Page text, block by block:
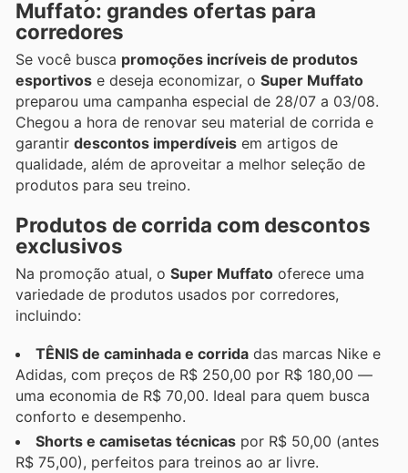
Muffato: grandes ofertas para
corredores
Se você busca promoções incríveis de produtos
esportivos e deseja economizar, o Super Muffato
preparou uma campanha especial de 28/07 a 03/08.
Chegou a hora de renovar seu material de corrida e
garantir descontos imperdíveis em artigos de
qualidade, além de aproveitar a melhor seleção de
produtos para seu treino.
Produtos de corrida com descontos
exclusivos
Na promoção atual, o Super Muffato oferece uma
variedade de produtos usados por corredores,
incluindo:
TÊNIS de caminhada e corrida das marcas Nike e
Adidas, com preços de R$ 250,00 por R$ 180,00 —
uma economia de R$ 70,00. Ideal para quem busca
conforto e desempenho.
Shorts e camisetas técnicas por R$ 50,00 (antes
R$ 75,00), perfeitos para treinos ao ar livre.